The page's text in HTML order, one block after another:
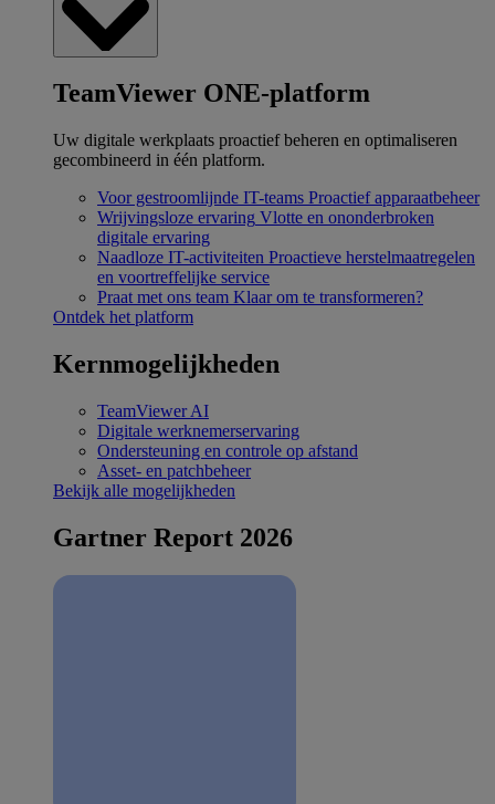
TeamViewer ONE-platform
Uw digitale werkplaats proactief beheren en optimaliseren
gecombineerd in één platform.
Voor gestroomlijnde IT-teams Proactief apparaatbeheer
Wrijvingsloze ervaring Vlotte en ononderbroken
digitale ervaring
Naadloze IT-activiteiten Proactieve herstelmaatregelen
en voortreffelijke service
Praat met ons team Klaar om te transformeren?
Ontdek het platform
Kernmogelijkheden
TeamViewer AI
Digitale werknemerservaring
Ondersteuning en controle op afstand
Asset- en patchbeheer
Bekijk alle mogelijkheden
Gartner Report 2026